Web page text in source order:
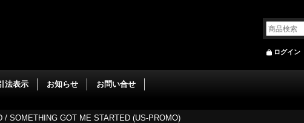
ログイン
法表示 お知らせ お問い合せ
‎/ SOMETHING GOT ME STARTED (US-PROMO)